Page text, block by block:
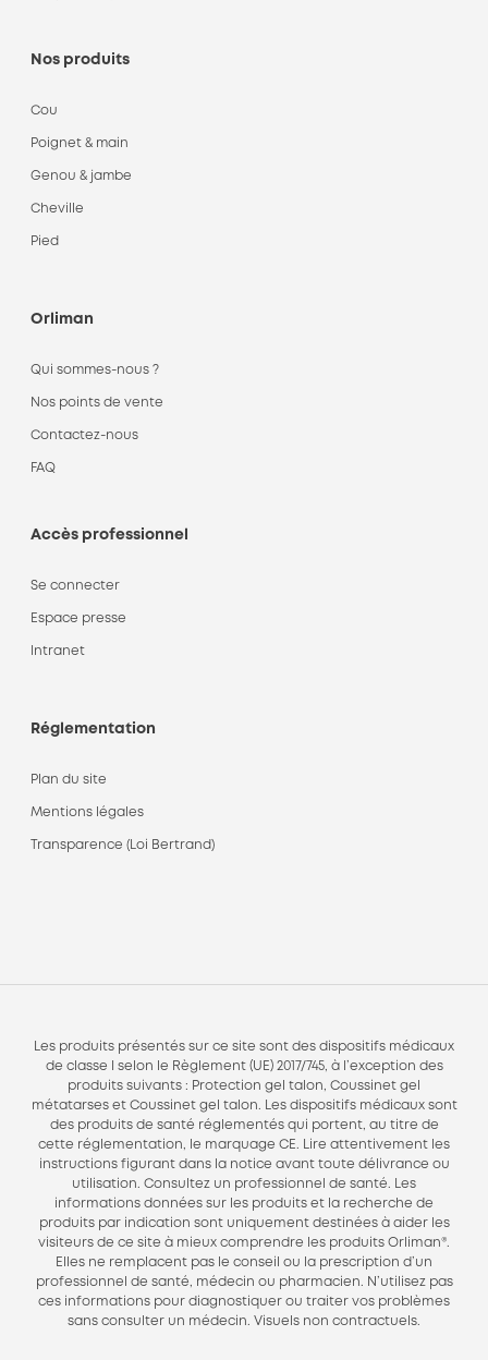
Nos produits
Cou
Poignet & main
Genou & jambe
Cheville
Pied
Orliman
Qui sommes-nous ?
Nos points de vente
Contactez-nous
FAQ
Accès professionnel
Se connecter
Espace presse
Intranet
Réglementation
Plan du site
Mentions légales
Transparence (Loi Bertrand)
Les produits présentés sur ce site sont des dispositifs médicaux
de classe I selon le Règlement (UE) 2017/745, à l’exception des
produits suivants : Protection gel talon, Coussinet gel
métatarses et Coussinet gel talon. Les dispositifs médicaux sont
des produits de santé réglementés qui portent, au titre de
cette réglementation, le marquage CE. Lire attentivement les
instructions figurant dans la notice avant toute délivrance ou
utilisation. Consultez un professionnel de santé. Les
informations données sur les produits et la recherche de
produits par indication sont uniquement destinées à aider les
visiteurs de ce site à mieux comprendre les produits Orliman®.
Elles ne remplacent pas le conseil ou la prescription d’un
professionnel de santé, médecin ou pharmacien. N’utilisez pas
ces informations pour diagnostiquer ou traiter vos problèmes
sans consulter un médecin. Visuels non contractuels.